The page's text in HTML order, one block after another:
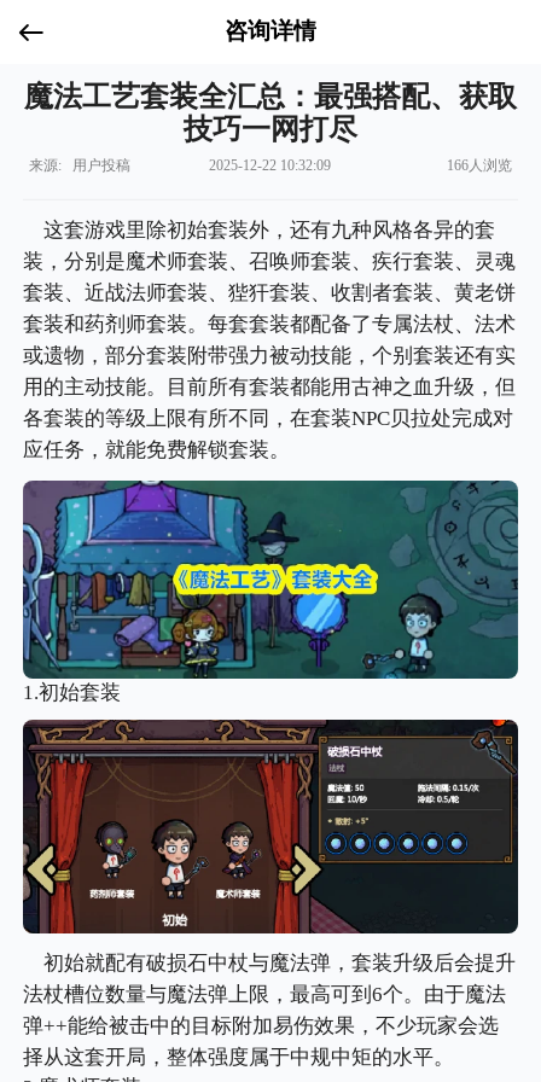
咨询详情
魔法工艺套装全汇总：最强搭配、获取
技巧一网打尽
来源: 用户投稿 2025-12-22 10:32:09 166人浏览
这套游戏里除初始套装外，还有九种风格各异的套
装，分别是魔术师套装、召唤师套装、疾行套装、灵魂
套装、近战法师套装、狴犴套装、收割者套装、黄老饼
套装和药剂师套装。每套套装都配备了专属法杖、法术
或遗物，部分套装附带强力被动技能，个别套装还有实
用的主动技能。目前所有套装都能用古神之血升级，但
各套装的等级上限有所不同，在套装NPC贝拉处完成对
应任务，就能免费解锁套装。
1.初始套装
初始就配有破损石中杖与魔法弹，套装升级后会提升
法杖槽位数量与魔法弹上限，最高可到6个。由于魔法
弹++能给被击中的目标附加易伤效果，不少玩家会选
择从这套开局，整体强度属于中规中矩的水平。